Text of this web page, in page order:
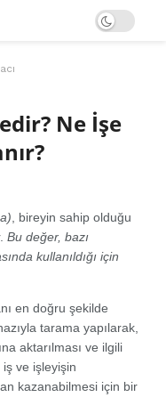
Ne İşe
, bireyin sahip olduğu
Bu değer, bazı
kullanıldığı için
en doğru şekilde
tarama yapılarak,
aktarılması ve ilgili
iş ve işleyişin
kazanabilmesi için bir